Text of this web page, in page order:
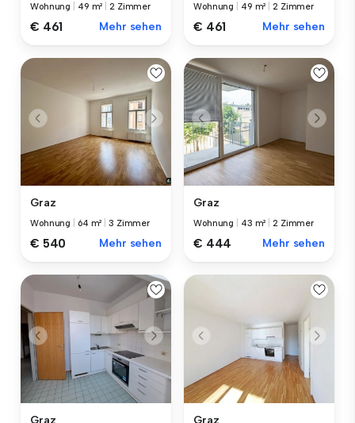
Wohnung 49 m² |2 Zimmer
€ 461 Mehr sehen
Wohnung 49 m² |2 Zimmer
€ 461 Mehr sehen
Graz
Wohnung 64 m² |3 Zimmer
€ 540 Mehr sehen
Graz
Wohnung 43 m² |2 Zimmer
€ 444 Mehr sehen
Graz Graz